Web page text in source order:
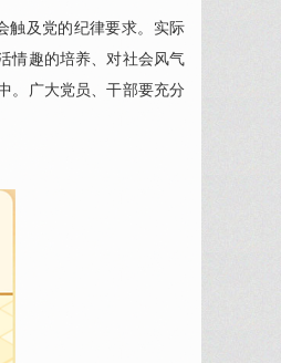
及党的纪律要求。实际
情趣的培养、对社会风气
。广大党员、干部要充分